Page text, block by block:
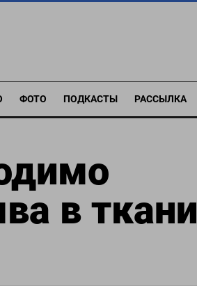
ФОТО ПОДКАСТЫ РАССЫЛКА
в ткани